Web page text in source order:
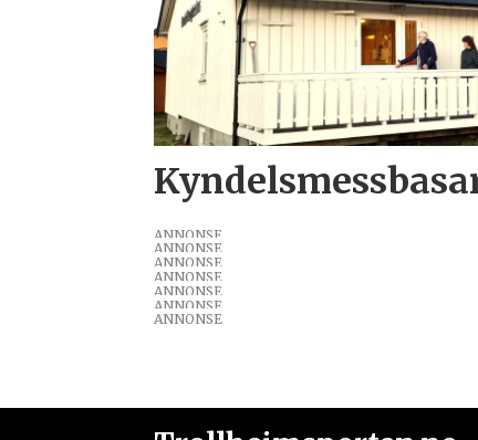
ANNONSE
ANNONSE
ANNONSE
ANNONSE
ANNONSE
ANNONSE
ANNONSE